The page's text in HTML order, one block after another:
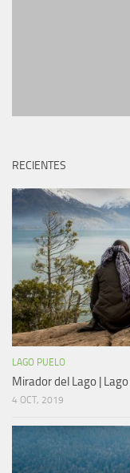
RECIENTES
LAGO PUELO
Mirador del Lago |
4 OCT, 2019